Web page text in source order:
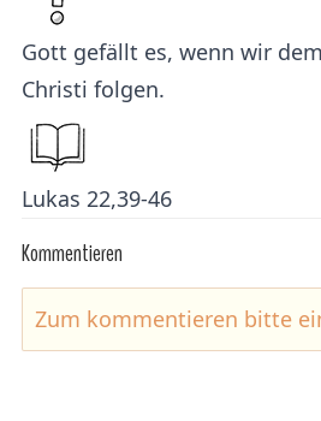
Gott gefällt es, wenn wir
Christi folgen.
Lukas 22,39-46
Kommentieren
Zum kommentieren bitte